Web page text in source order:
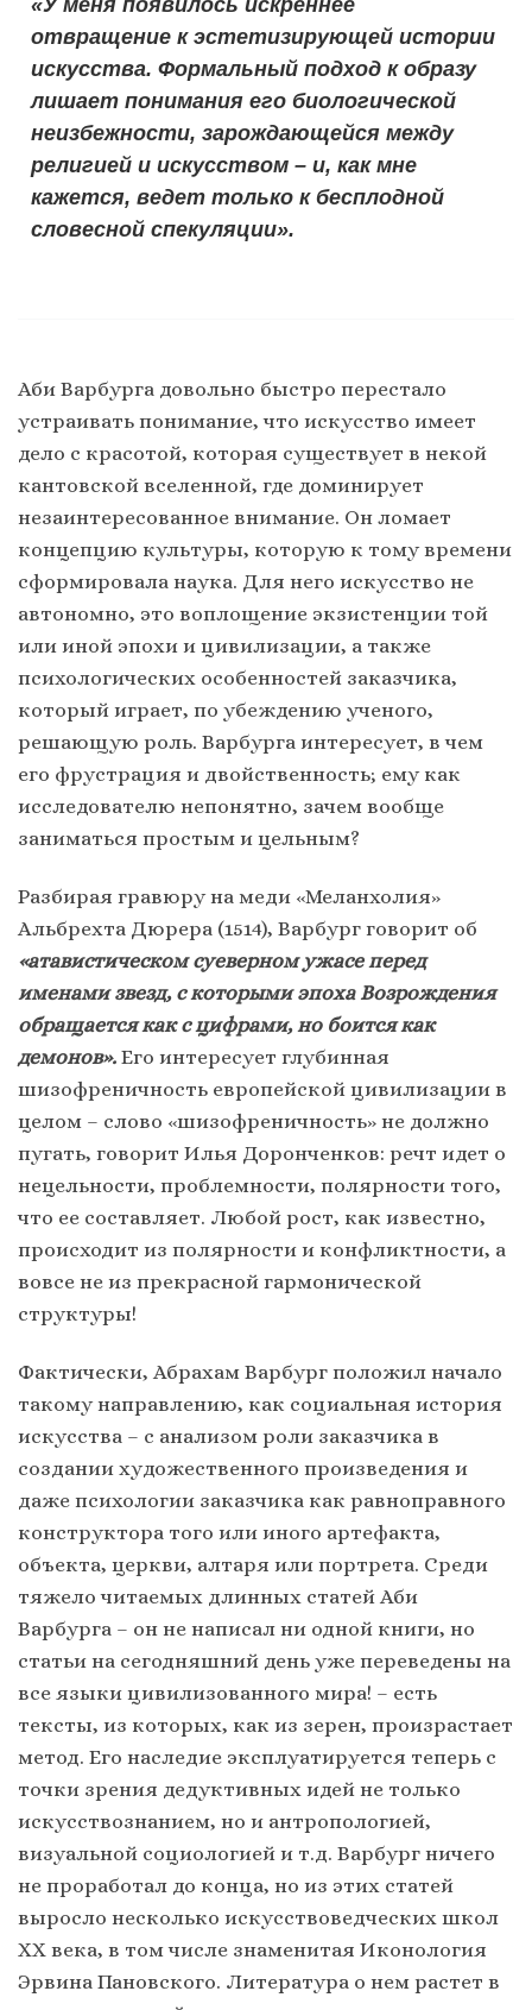
отвращение к эстетизирующей истории
искусства. Формальный подход к образу
лишает понимания его биологической
неизбежности, зарождающейся между
религией и искусством – и, как мне
кажется, ведет только к бесплодной
словесной спекуляции».
Аби Варбурга довольно быстро перестало
устраивать понимание, что искусство имеет
дело с красотой, которая существует в некой
кантовской вселенной, где доминирует
незаинтересованное внимание. Он ломает
концепцию культуры, которую к тому времени
сформировала наука. Для него искусство не
автономно, это воплощение экзистенции той
или иной эпохи и цивилизации, а также
психологических особенностей заказчика,
который играет, по убеждению ученого,
решающую роль. Варбурга интересует, в чем
его фрустрация и двойственность; ему как
исследователю непонятно, зачем вообще
заниматься простым и цельным?
Разбирая гравюру на меди «Меланхолия»
Альбрехта Дюрера (1514), Варбург говорит об
«атавистическом суеверном ужасе перед
именами звезд, с которыми эпоха Возрождения
обращается как с цифрами, но боится как
демонов». Его интересует глубинная
шизофреничность европейской цивилизации в
целом – слово «шизофреничность» не должно
пугать, говорит Илья Доронченков: речт идет о
нецельности, проблемности, полярности того,
что ее составляет. Любой рост, как известно,
происходит из полярности и конфликтности, а
вовсе не из прекрасной гармонической
структуры!
Фактически, Абрахам Варбург положил начало
такому направлению, как социальная история
искусства – с анализом роли заказчика в
создании художественного произведения и
даже психологии заказчика как равноправного
конструктора того или иного артефакта,
объекта, церкви, алтаря или портрета. Среди
тяжело читаемых длинных статей Аби
Варбурга – он не написал ни одной книги, но
статьи на сегодняшний день уже переведены на
все языки цивилизованного мира! – есть
тексты, из которых, как из зерен, произрастает
метод. Его наследие эксплуатируется теперь с
точки зрения дедуктивных идей не только
искусствознанием, но и антропологией,
визуальной социологией и т.д. Варбург ничего
не проработал до конца, но из этих статей
выросло несколько искусствоведческих школ
ХХ века, в том числе знаменитая Иконология
Эрвина Пановского. Литература о нем растет в